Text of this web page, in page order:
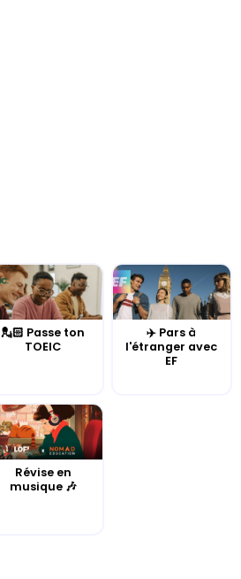
💂🏻 Passe ton
TOEIC
✈️ Pars à
l'étranger avec
EF
Révise en
musique 🎶